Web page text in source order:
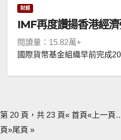
財經
IMF再度讚揚香港經
閱讀量：15.82萬+
國際貨幣基金組織早前完成
第 20 頁，共 23 頁« 首頁«上一頁
頁»尾頁 »